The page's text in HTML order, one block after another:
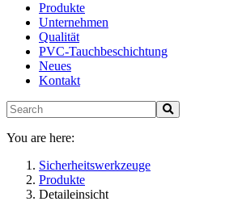
Produkte
Unternehmen
Qualität
PVC-Tauchbeschichtung
Neues
Kontakt
You are here:
Sicherheitswerkzeuge
Produkte
Detaileinsicht